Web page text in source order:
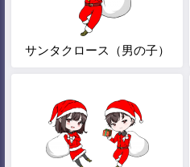
サンタクロース（男の子）